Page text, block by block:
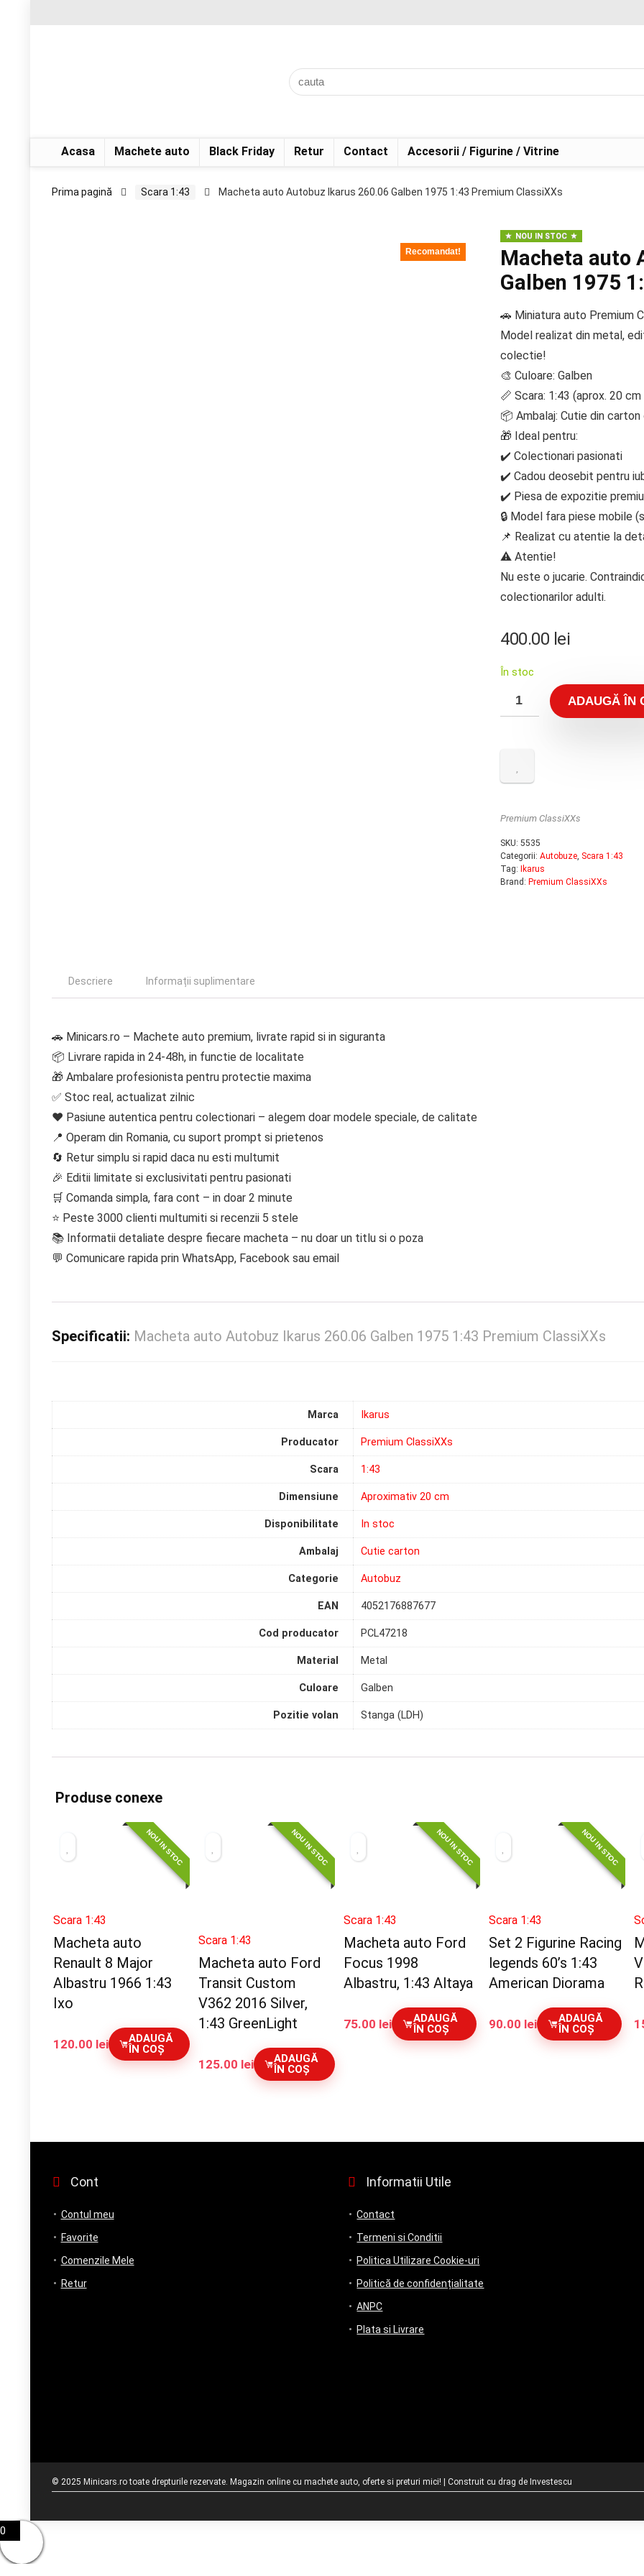
Acasa Machete auto Black Friday Retur Contact Accesorii / Figurine / Vitrine
Prima pagină Scara 1:43 Macheta auto Autobuz Ikarus 260.06 Galben 1975 1:43 Premium ClassiXXs
Recomandat!
NOU IN STOC
Macheta auto
Galben 1975
🚗 Miniatura auto Premium
Model realizat din metal,
colectie!
🎨 Culoare: Galben
📏 Scara: 1:43 (aprox. 20
📦 Ambalaj: Cutie din
🎁 Ideal pentru:
✔️ Colectionari pasionati
✔️ Cadou deosebit pentru
✔️ Piesa de expozitie
🔒 Model fara piese mobile
📌 Realizat cu atentie la
⚠️ Atentie!
Nu este o jucarie.
colectionarilor adulti.
400.00 lei
În stoc
ADAUGĂ ÎN
Premium ClassiXXs
SKU: 5535
Categorii: Autobuze, Scara 1:43
Tag:
Ikarus
Brand: Premium ClassiXXs
Descriere Informații suplimentare
🚗 Minicars.ro – Machete auto premium, livrate rapid si in siguranta
📦 Livrare rapida in 24-48h, in functie de localitate
🎁 Ambalare profesionista pentru protectie maxima
✅ Stoc real, actualizat zilnic
❤️ Pasiune autentica pentru colectionari – alegem doar modele speciale, de calitate
📍 Operam din Romania, cu suport prompt si prietenos
🔄 Retur simplu si rapid daca nu esti multumit
🎉 Editii limitate si exclusivitati pentru pasionati
🛒 Comanda simpla, fara cont – in doar 2 minute
⭐ Peste 3000 clienti multumiti si recenzii 5 stele
📚 Informatii detaliate despre fiecare macheta – nu doar un titlu si o poza
💬 Comunicare rapida prin WhatsApp, Facebook sau email
Specificatii: Macheta auto Autobuz Ikarus 260.06 Galben 1975 1:43 Premium ClassiXXs
Marca Ikarus
Producator Premium ClassiXXs
Scara 1:43
Dimensiune Aproximativ 20 cm
Disponibilitate In stoc
Ambalaj Cutie carton
Categorie Autobuz
EAN 4052176887677
Cod producator PCL47218
Material Metal
Culoare Galben
Pozitie volan Stanga (LDH)
Produse conexe
NOU IN STOC
Scara 1:43
Macheta auto
Renault 8 Major
Albastru 1966 1:43
Ixo
120.00 lei
ADAUGĂ
ÎN COȘ
NOU IN STOC
Scara 1:43
Macheta auto Ford
Transit Custom
V362 2016 Silver,
1:43 GreenLight
125.00 lei
ADAUGĂ
ÎN COȘ
NOU IN STOC
Scara 1:43
Macheta auto Ford
Focus 1998
Albastru, 1:43 Altaya
75.00 lei
ADAUGĂ
ÎN COȘ
NOU IN STOC
Scara 1:43
Set 2 Figurine Racing
legends 60’s 1:43
American Diorama
90.00 lei
ADAUGĂ
ÎN COȘ
Cont
Contul meu
Favorite
Comenzile Mele
Retur
Informatii Utile
Contact
Termeni si Conditii
Politica Utilizare Cookie-uri
Politică de confidențialitate
ANPC
Plata si Livrare
© 2025 Minicars.ro toate drepturile rezervate. Magazin online cu machete auto, oferte si preturi mici! | Construit cu drag de Investescu
0